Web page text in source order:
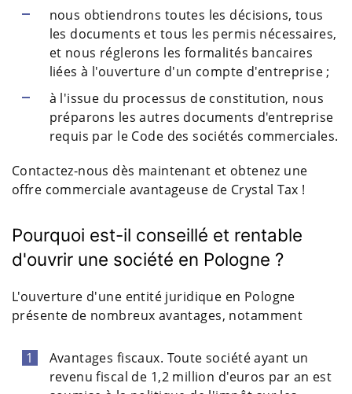
nous obtiendrons toutes les décisions, tous
les documents et tous les permis nécessaires,
et nous réglerons les formalités bancaires
liées à l'ouverture d'un compte d'entreprise ;
à l'issue du processus de constitution, nous
préparons les autres documents d'entreprise
requis par le Code des sociétés commerciales.
Contactez-nous dès maintenant et obtenez une
offre commerciale avantageuse de Crystal Tax !
Pourquoi est-il conseillé et rentable
d'ouvrir une société en Pologne ?
L'ouverture d'une entité juridique en Pologne
présente de nombreux avantages, notamment
Avantages fiscaux. Toute société ayant un
revenu fiscal de 1,2 million d'euros par an est